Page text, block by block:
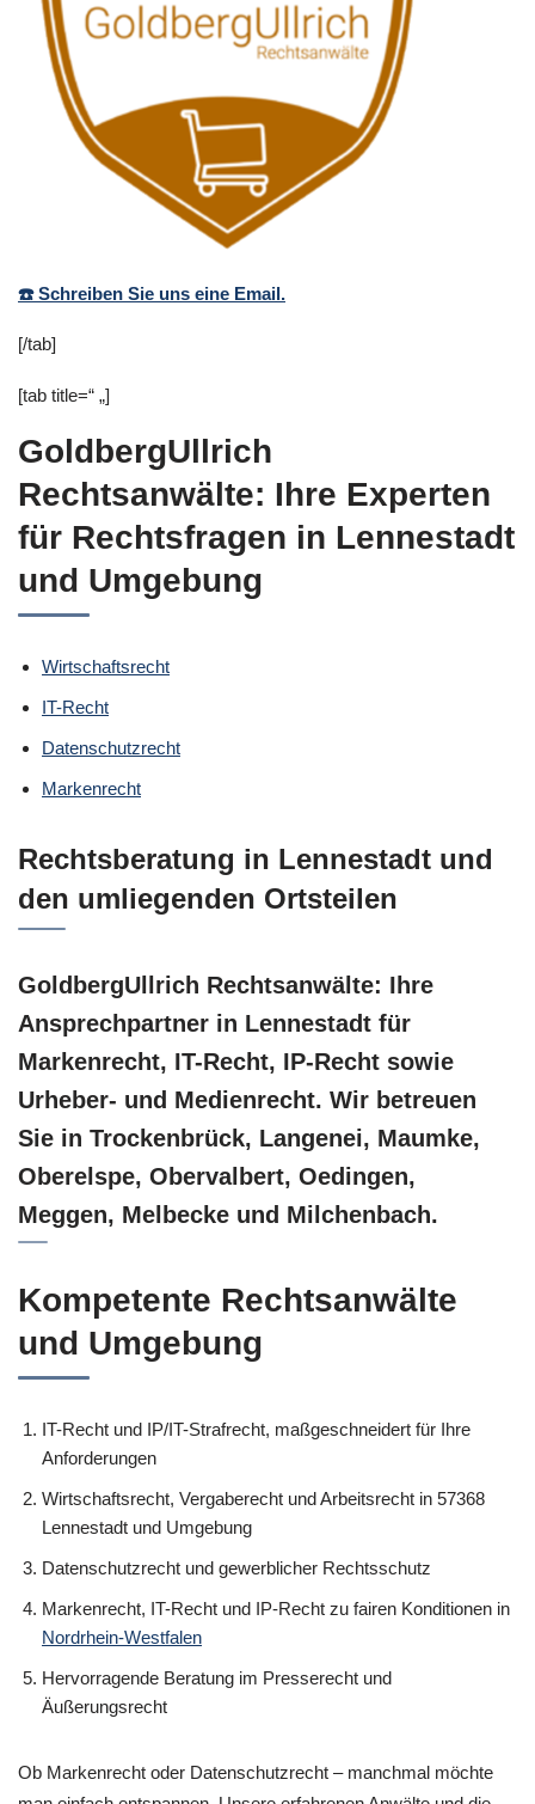
Siehe auch
Rechtsanwalt
Ascheberg:
↗️GoldbergUllrich
Rechtsanwälte - ✓IT-
Recht, Datenschutzrecht,
Markenrecht,
Wirtschaftsrecht
☎️ Schreiben Sie uns eine Email.
[/tab]
[tab title=“ „]
GoldbergUllrich
Rechtsanwälte: Ihre Experten
für Rechtsfragen in Lennestadt
und Umgebung
Wirtschaftsrecht
IT-Recht
Datenschutzrecht
Markenrecht
Rechtsberatung in Lennestadt und
den umliegenden Ortsteilen
GoldbergUllrich Rechtsanwälte: Ihre
Ansprechpartner in Lennestadt für
Markenrecht, IT-Recht, IP-Recht sowie
Urheber- und Medienrecht. Wir betreuen
Sie in Trockenbrück, Langenei, Maumke,
Oberelspe, Obervalbert, Oedingen,
Meggen, Melbecke und Milchenbach.
Kompetente Rechtsanwälte
und Umgebung
IT-Recht und IP/IT-Strafrecht, maßgeschneidert für Ihre
Anforderungen
Wirtschaftsrecht, Vergaberecht und Arbeitsrecht in 57368
Lennestadt und Umgebung
Datenschutzrecht und gewerblicher Rechtsschutz
Markenrecht, IT-Recht und IP-Recht zu fairen Konditionen in
Nordrhein-Westfalen
Hervorragende Beratung im Presserecht und
Äußerungsrecht
Ob Markenrecht oder Datenschutzrecht – manchmal möchte